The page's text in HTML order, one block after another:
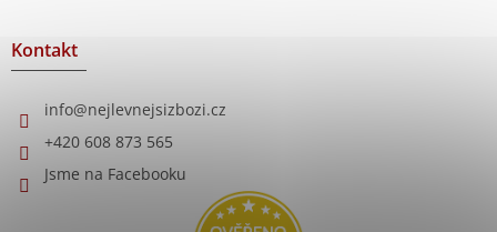
Kontakt
info@nejlevnejsizbozi.cz
+420 608 873 565
Jsme na Facebooku